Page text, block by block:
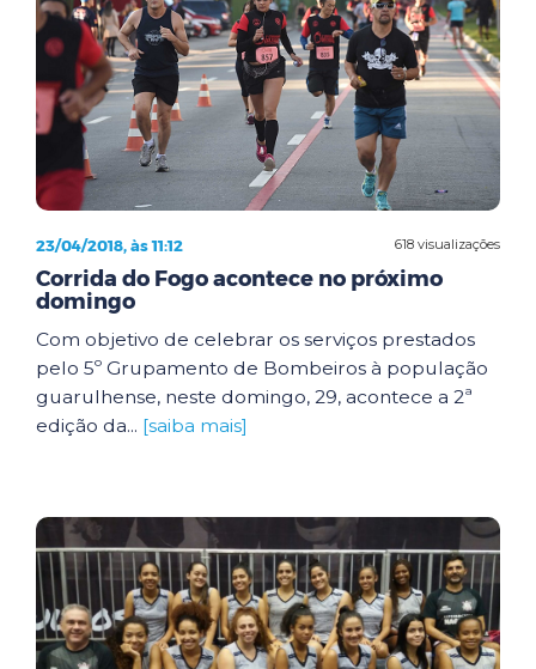
618 visualizações
23/04/2018, às 11:12
Corrida do Fogo acontece no próximo
domingo
Com objetivo de celebrar os serviços prestados
pelo 5º Grupamento de Bombeiros à população
guarulhense, neste domingo, 29, acontece a 2ª
edição da... [saiba mais]